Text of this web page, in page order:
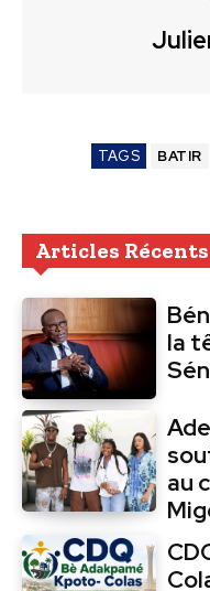
TAGS BATIR
Articles Récents
la
au